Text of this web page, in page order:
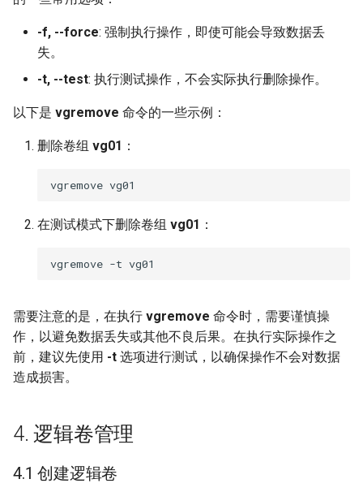
-f, --force: 强制执行操作，即使可能会导致数据丢
失。
-t, --test: 执行测试操作，不会实际执行删除操作。
以下是 vgremove 命令的一些示例：
删除卷组 vg01 ：
在测试模式下删除卷组 vg01 ：
需要注意的是，在执行 vgremove 命令时，需要谨慎操
作，以避免数据丢失或其他不良后果。在执行实际操作之
前，建议先使用 -t 选项进行测试，以确保操作不会对数据
造成损害。
4. 逻辑卷管理
4.1 创建逻辑卷